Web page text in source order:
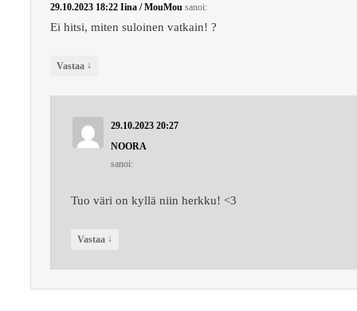
29.10.2023 18:22 Iina / MouMou sanoi:
Ei hitsi, miten suloinen vatkain! ?
Vastaa ↓
29.10.2023 20:27
NOORA
sanoi:
Tuo väri on kyllä niin herkku! <3
Vastaa ↓